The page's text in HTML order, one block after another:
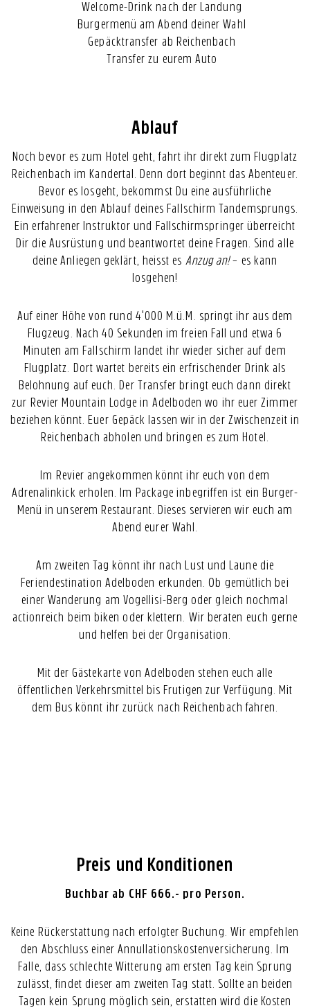
Welcome-Drink nach der Landung
Burgermenü am Abend deiner Wahl
Gepäcktransfer ab Reichenbach
Transfer zu eurem Auto
Ablauf
Noch bevor es zum Hotel geht, fahrt ihr direkt zum Flugplatz
Reichenbach im Kandertal. Denn dort beginnt das Abenteuer.
Bevor es losgeht, bekommst Du eine ausführliche
Einweisung in den Ablauf deines Fallschirm Tandemsprungs.
Ein erfahrener Instruktor und Fallschirmspringer überreicht
Dir die Ausrüstung und beantwortet deine Fragen. Sind alle
deine Anliegen geklärt, heisst es Anzug an!– es kann
losgehen!
Auf einer Höhe von rund 4'000 M.ü.M. springt ihr aus dem
Flugzeug. Nach 40 Sekunden im freien Fall und etwa 6
Minuten am Fallschirm landet ihr wieder sicher auf dem
Flugplatz. Dort wartet bereits ein erfrischender Drink als
Belohnung auf euch. Der Transfer bringt euch dann direkt
zur Revier Mountain Lodge in Adelboden wo ihr euer Zimmer
beziehen könnt. Euer Gepäck lassen wir in der Zwischenzeit in
Reichenbach abholen und bringen es zum Hotel.
Im Revier angekommen könnt ihr euch von dem
Adrenalinkick erholen. Im Package inbegriffen ist ein Burger-
Menü in unserem Restaurant. Dieses servieren wir euch am
Abend eurer Wahl.
Am zweiten Tag könnt ihr nach Lust und Laune die
Feriendestination Adelboden erkunden. Ob gemütlich bei
einer Wanderung am Vogellisi-Berg oder gleich nochmal
actionreich beim biken oder klettern. Wir beraten euch gerne
und helfen bei der Organisation.
Mit der Gästekarte von Adelboden stehen euch alle
öffentlichen Verkehrsmittel bis Frutigen zur Verfügung. Mit
dem Bus könnt ihr zurück nach Reichenbach fahren.
Preis und Konditionen
Buchbar ab CHF 666.- pro Person.
Keine Rückerstattung nach erfolgter Buchung. Wir empfehlen
den Abschluss einer Annullationskostenversicherung. Im
Falle, dass schlechte Witterung am ersten Tag kein Sprung
zulässt, findet dieser am zweiten Tag statt. Sollte an beiden
Tagen kein Sprung möglich sein, erstatten wird die Kosten